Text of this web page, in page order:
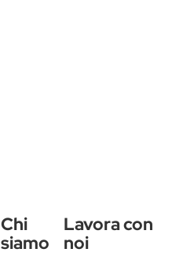
Chi
siamo
Lavora con
noi